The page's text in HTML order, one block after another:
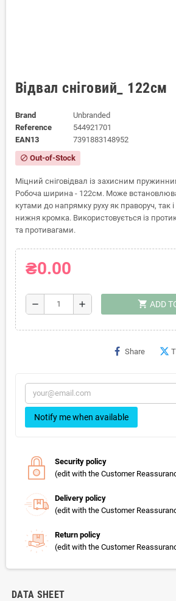
Відвал сніговий_ 122см
Brand
Unbranded
Reference
544921701
EAN13
7391883148952
block Out-of-Stock
Міцний сніговідвал із захисним
Робоча ширина - 122см. Може
кутами до напрямку руху як праворуч, так
нижня кромка. Використовується із
та противагами.
₴0.00
remove add shopping_cart ADD
Share
Notify me when available
Security policy
(edit with the Customer
Delivery policy
(edit with the Customer
Return policy
(edit with the Customer
DATA SHEET